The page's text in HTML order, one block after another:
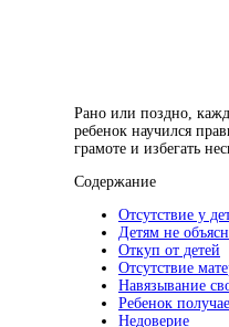
Рано или поздно,
ребенок научился
грамоте и избегать
Содержание
Отсутствие у
Детям не
Откуп от детей
Отсутствие
Навязывание
Ребенок
Недоверие